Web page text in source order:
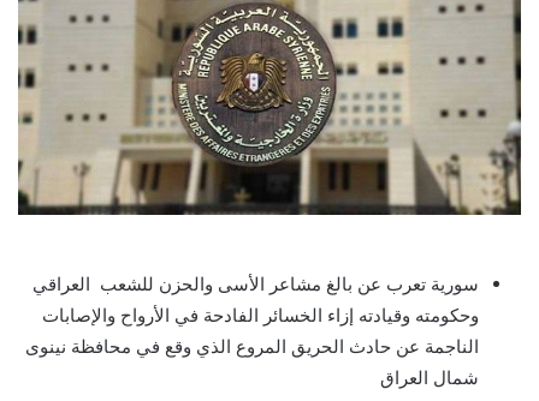
سورية تعرب عن بالغ مشاعر الأسى والحزن للشعب العراقي
وحكومته وقيادته إزاء الخسائر الفادحة في الأرواح والإصابات
الناجمة عن حادث الحريق المروع الذي وقع في محافظة نينوى
شمال العراق